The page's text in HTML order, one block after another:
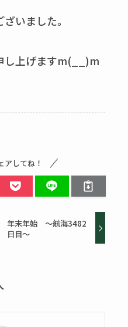
いました。
し上げますm(__)m
アしてね！
年末年始 ～航海3482
日目～